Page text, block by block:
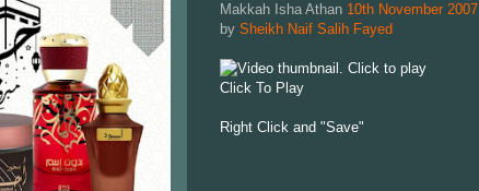
Makkah Isha Athan 10th November 2007
by Sheikh Naif Salih Fayed
Click To Play
Right Click and "Save"